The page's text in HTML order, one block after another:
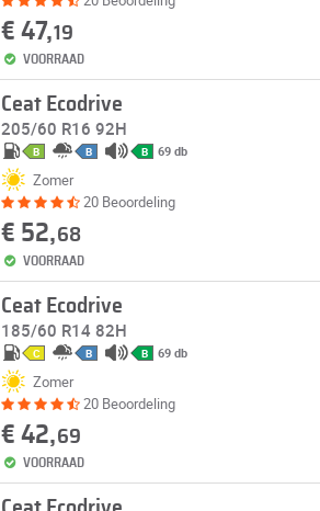
€ 47,19
VOORRAAD
Ceat Ecodrive
205/60 R16 92H
B B B 69 db
Zomer
20 Beoordeling
€ 52,68
VOORRAAD
Ceat Ecodrive
185/60 R14 82H
C B B 69 db
Zomer
20 Beoordeling
€ 42,69
VOORRAAD